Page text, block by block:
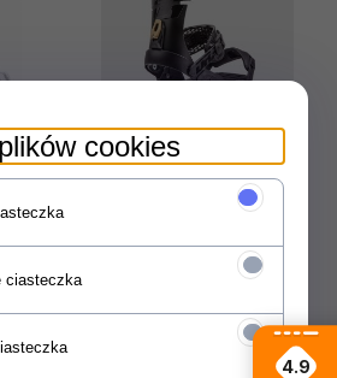
Wiązania snowboardowe Drake
Jade (black) 2025
703,20 PLN
879,00 PLN
cookies
ciasteczka
4.9